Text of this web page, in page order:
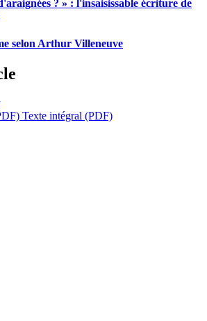
? » : l'insaisissable écriture de
selon Arthur Villeneuve
Texte intégral (PDF)